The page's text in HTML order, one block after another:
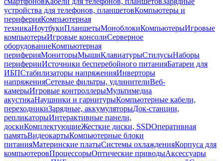
устройства для телефонов, планшетовКомпьютеры и
периферияКомпьютерная
техникаНоутбукиПланшетыМоноблокиКомпьютерыИгровые
компьютерыИгровые консолиСерверное
оборудованиеКомпьютерная
периферияМониторыМышиКлавиатурыСтилусыНаборы
периферииИсточники бесперебойного питанияБатареи для
ИБПСтабилизаторы напряженияИнверторы
напряженияСетевые фильтры, удлинителиВеб-
камерыИгровые контроллерыМультимедиа
акустикаНаушники и гарнитурыКомпьютерные кабели,
переходникиЗарядные, аккумуляторыДок-станции,
репликаторыИнтерактивные панели,
доскиКомплектующиеЖесткие диски, SSDОперативная
памятьВидеокартыКомпьютерные блоки
питанияМатеринские платыСистемы охлажденияКорпуса для
компьютеровПроцессорыОптические приводыАксессуары